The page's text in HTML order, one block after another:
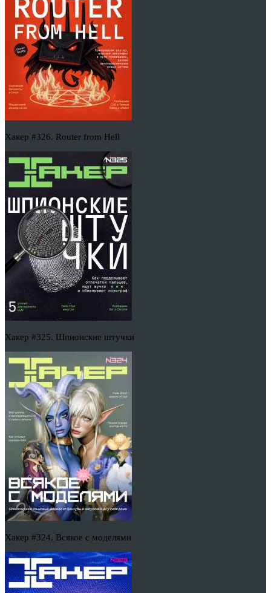
Хакер #326. Router from Hell
Хакер #325. Шпионские штучки
Хакер #324. Всякое с моделями